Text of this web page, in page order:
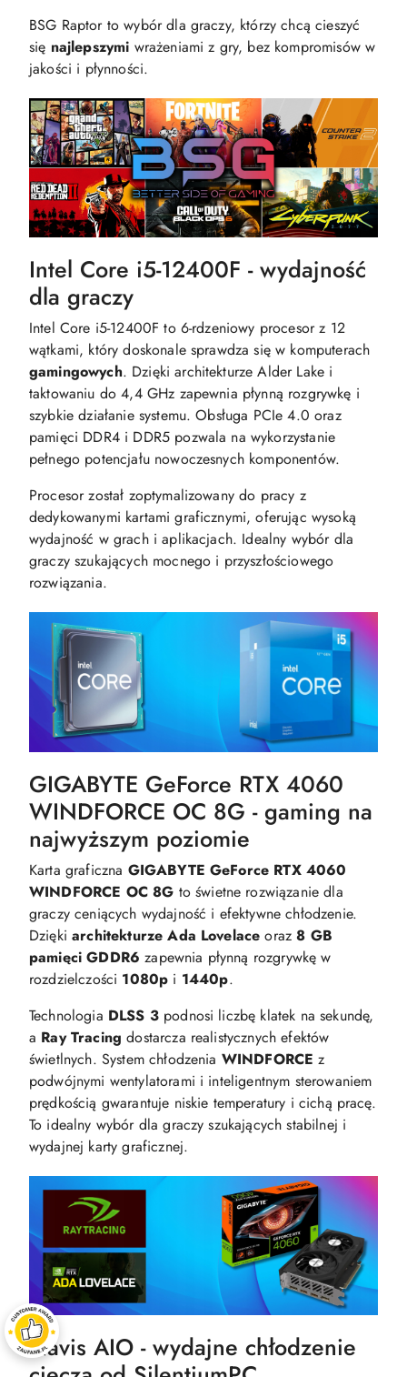
BSG Raptor to wybór dla graczy, którzy chcą cieszyć
się najlepszymi wrażeniami z gry, bez kompromisów w
jakości i płynności.
Intel Core i5-12400F - wydajność
dla graczy
Intel Core i5-12400F to 6-rdzeniowy procesor z 12
wątkami, który doskonale sprawdza się w komputerach
gamingowych. Dzięki architekturze Alder Lake i
taktowaniu do 4,4 GHz zapewnia płynną rozgrywkę i
szybkie działanie systemu. Obsługa PCIe 4.0 oraz
pamięci DDR4 i DDR5 pozwala na wykorzystanie
pełnego potencjału nowoczesnych komponentów.
Procesor został zoptymalizowany do pracy z
dedykowanymi kartami graficznymi, oferując wysoką
wydajność w grach i aplikacjach. Idealny wybór dla
graczy szukających mocnego i przyszłościowego
rozwiązania.
GIGABYTE GeForce RTX 4060
WINDFORCE OC 8G - gaming na
najwyższym poziomie
Karta graficzna GIGABYTE GeForce RTX 4060
WINDFORCE OC 8G to świetne rozwiązanie dla
graczy ceniących wydajność i efektywne chłodzenie.
Dziękiarchitekturze Ada Lovelaceoraz8 GB
pamięci GDDR6zapewnia płynną rozgrywkę w
rozdzielczości 1080p i 1440p.
Technologia DLSS 3 podnosi liczbę klatek na sekundę,
a Ray Tracingdostarcza realistycznych efektów
świetlnych. System chłodzenia WINDFORCEz
podwójnymi wentylatorami i inteligentnym sterowaniem
prędkością gwarantuje niskie temperatury i cichą pracę.
To idealny wybór dla graczy szukających stabilnej i
wydajnej karty graficznej.
Navis AIO - wydajne chłodzenie